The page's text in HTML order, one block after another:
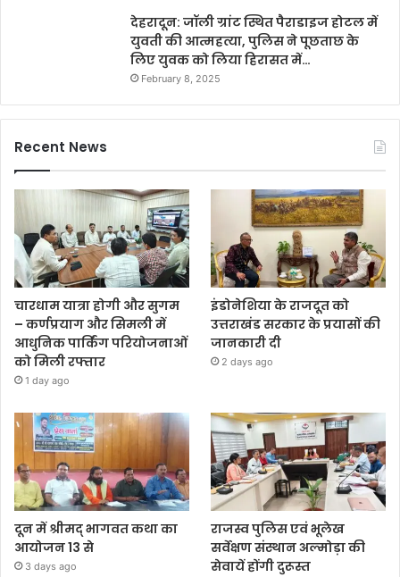
देहरादून: जॉली ग्रांट स्थित पैराडाइज होटल में
युवती की आत्महत्या, पुलिस ने पूछताछ के
लिए युवक को लिया हिरासत में…
February 8, 2025
Recent News
चारधाम यात्रा होगी और सुगम
– कर्णप्रयाग और सिमली में
आधुनिक पार्किंग परियोजनाओं
को मिली रफ्तार
1 day ago
इंडोनेशिया के राजदूत को
उत्तराखंड सरकार के प्रयासों की
जानकारी दी
2 days ago
दून में श्रीमद् भागवत कथा का
आयोजन 13 से
3 days ago
राजस्व पुलिस एवं भूलेख
सर्वेक्षण संस्थान अल्मोड़ा की
सेवायें होंगी दुरूस्त